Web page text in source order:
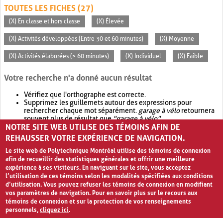
TOUTES LES FICHES (27)
(X) En classe et hors classe (X) Élevée
(X) Activités développées (Entre 30 et 60 minutes) (X) Moyenne
(X) Activités élaborées (> 60 minutes) (X) Individuel (X) Faible
Votre recherche n'a donné aucun résultat
Vérifiez que l'orthographe est correcte.
Supprimez les guillemets autour des expressions pour
rechercher chaque mot séparément. garage à véloretournera
souvent plus de résultat que"garage à vélo".
Envisagez d'élargir votre recherche avec OR.garage OR vélo
retournera souvent plus de résultat quegarage à vélo
NOTRE SITE WEB UTILISE DES TÉMOINS AFIN DE
REHAUSSER VOTRE EXPÉRIENCE DE NAVIGATION.
Le site web de Polytechnique Montréal utilise des témoins de connexion
afin de recueillir des statistiques générales et offrir une meilleure
expérience à ses visiteurs. En naviguant sur le site, vous acceptez
l’utilisation de ces témoins selon les modalités spécifiées aux conditions
d’utilisation. Vous pouvez refuser les témoins de connexion en modifiant
vos paramètres de navigation. Pour en savoir plus sur le recours aux
témoins de connexion et sur la protection de vos renseignements
personnels,cliquez ici.